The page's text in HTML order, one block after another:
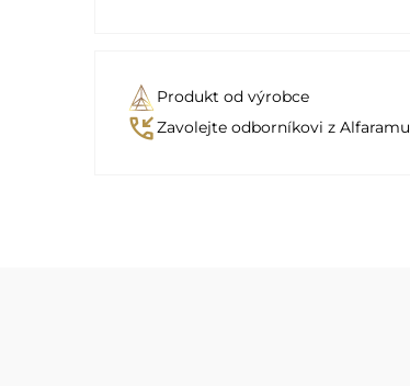
Produkt od výrobce
phone_callbackZavolejte odborníkovi z Alfaramu